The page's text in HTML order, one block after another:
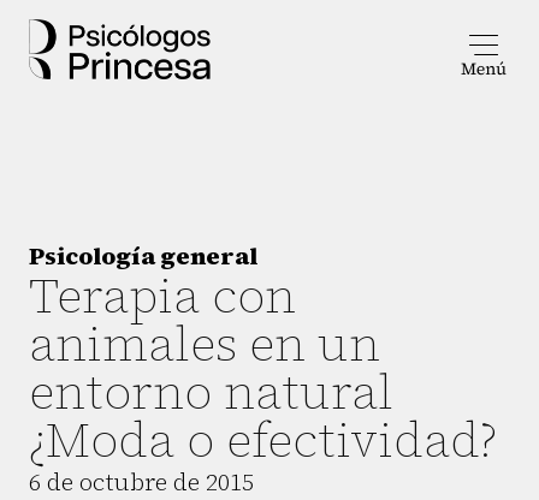
Psicología general
Terapia con
animales en un
entorno natural
¿Moda o efectividad?
6 de octubre de 2015